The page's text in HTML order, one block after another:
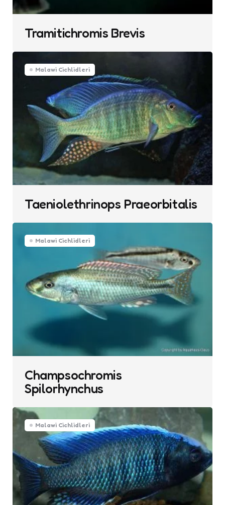
Tramitichromis Brevis
Malawi Cichlidleri
Taeniolethrinops Praeorbitalis
Malawi Cichlidleri
Champsochromis
Spilorhynchus
Malawi Cichlidleri